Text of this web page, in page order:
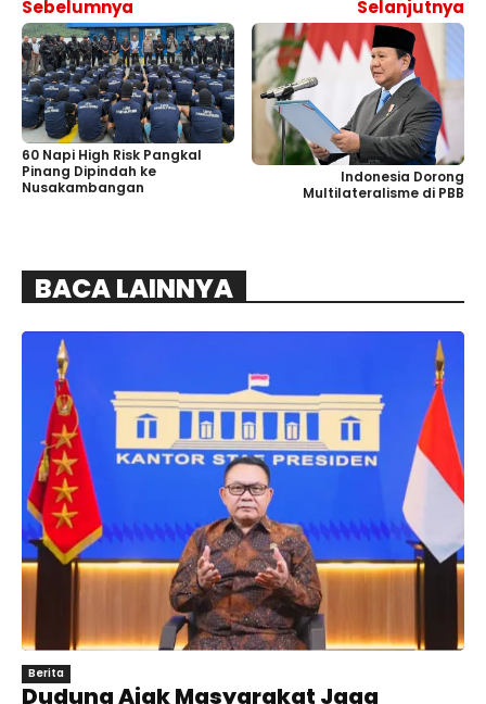
Sebelumnya
60 Napi High Risk Pangkal
Pinang Dipindah ke
Nusakambangan
Selanjutnya
Indonesia Dorong
Multilateralisme di PBB
BACA LAINNYA
Berita
Dudung Ajak Masyarakat Jaga